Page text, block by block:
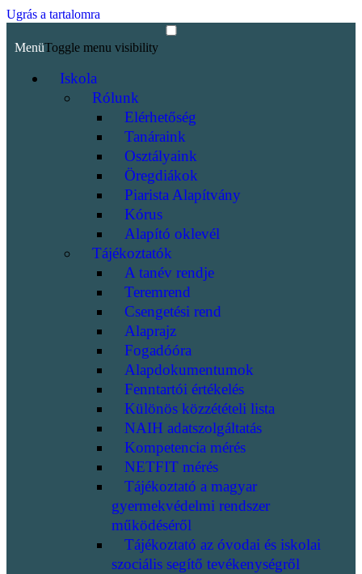
Ugrás a tartalomra
MenüToggle menu visibility
Iskola
Rólunk
Elérhetőség
Tanáraink
Osztályaink
Öregdiákok
Piarista Alapítvány
Kórus
Alapító oklevél
Tájékoztatók
A tanév rendje
Teremrend
Csengetési rend
Alaprajz
Fogadóóra
Alapdokumentumok
Fenntartói értékelés
Különös közzétételi lista
NAIH adatszolgáltatás
Kompetencia mérés
NETFIT mérés
Tájékoztató a magyar
gyermekvédelmi rendszer
működéséről
Tájékoztató az óvodai és iskolai
szociális segítő tevékenységről